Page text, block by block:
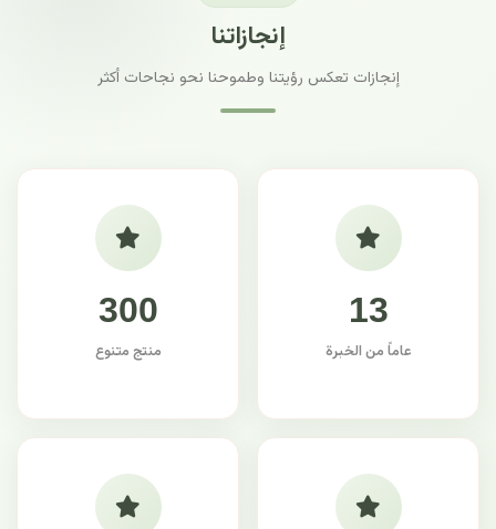
إنجازاتنا
إنجازات تعكس رؤيتنا وطموحنا نحو نجاحات أكثر
13
عاماً من الخبرة
300
منتج متنوع